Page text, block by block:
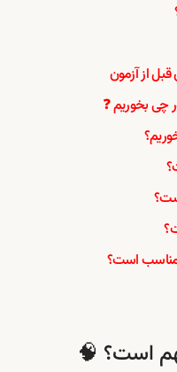
از آزمون
چی بخوریم ❓
است؟ 🧠